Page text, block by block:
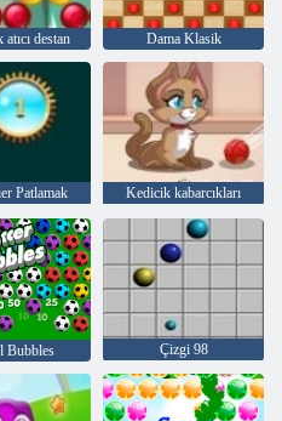
atıcı destan Dama Klasik
Patlamak Kedicik kabarcıkları
Bubbles Çizgi 98